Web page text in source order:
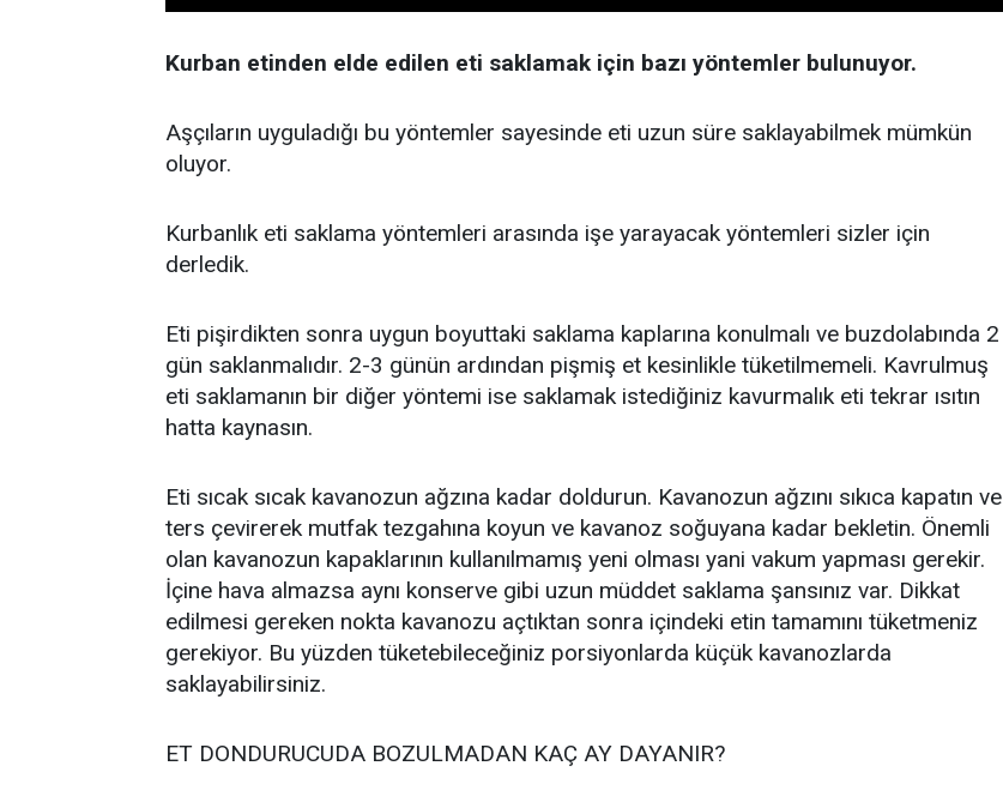
Kurban etinden elde edilen eti saklamak için bazı yöntemler bulunuyor.
Aşçıların uyguladığı bu yöntemler sayesinde eti uzun süre saklayabilmek mümkün
oluyor.
Kurbanlık eti saklama yöntemleri arasında işe yarayacak yöntemleri sizler için
derledik.
Eti pişirdikten sonra uygun boyuttaki saklama kaplarına konulmalı ve buzdolabında 2
gün saklanmalıdır. 2-3 günün ardından pişmiş et kesinlikle tüketilmemeli. Kavrulmuş
eti saklamanın bir diğer yöntemi ise saklamak istediğiniz kavurmalık eti tekrar ısıtın
hatta kaynasın.
Eti sıcak sıcak kavanozun ağzına kadar doldurun. Kavanozun ağzını sıkıca kapatın ve
ters çevirerek mutfak tezgahına koyun ve kavanoz soğuyana kadar bekletin. Önemli
olan kavanozun kapaklarının kullanılmamış yeni olması yani vakum yapması gerekir.
İçine hava almazsa aynı konserve gibi uzun müddet saklama şansınız var. Dikkat
edilmesi gereken nokta kavanozu açtıktan sonra içindeki etin tamamını tüketmeniz
gerekiyor. Bu yüzden tüketebileceğiniz porsiyonlarda küçük kavanozlarda
saklayabilirsiniz.
ET DONDURUCUDA BOZULMADAN KAÇ AY DAYANIR?